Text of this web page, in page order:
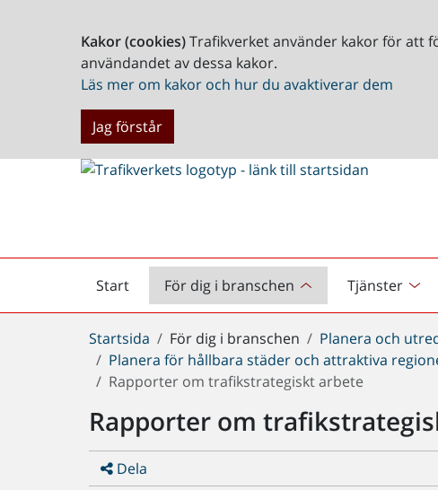
Kakor (cookies)Trafikverket använder kakor för att
användandet av dessa kakor.
Läs mer om kakor och hur du avaktiverar dem
Jag förstår
Start
Startsida För dig i branschen Tjänster
Du
är
här:
Startsida För dig i branschen Planera och
Planera för hållbara städer och attraktiva
Rapporter om trafikstrategiskt arbete
Rapporter om
Dela